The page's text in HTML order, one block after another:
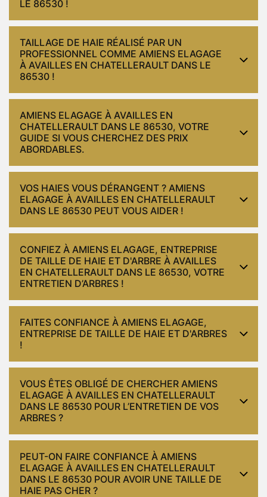
LE 86530 !
TAILLAGE DE HAIE RÉALISÉ PAR UN
PROFESSIONNEL COMME AMIENS ELAGAGE
À AVAILLES EN CHATELLERAULT DANS LE
86530 !
AMIENS ELAGAGE À AVAILLES EN
CHATELLERAULT DANS LE 86530, VOTRE
GUIDE SI VOUS CHERCHEZ DES PRIX
ABORDABLES.
VOS HAIES VOUS DÉRANGENT ? AMIENS
ELAGAGE À AVAILLES EN CHATELLERAULT
DANS LE 86530 PEUT VOUS AIDER !
CONFIEZ À AMIENS ELAGAGE, ENTREPRISE
DE TAILLE DE HAIE ET D'ARBRE À AVAILLES
EN CHATELLERAULT DANS LE 86530, VOTRE
ENTRETIEN D’ARBRES !
FAITES CONFIANCE À AMIENS ELAGAGE,
ENTREPRISE DE TAILLE DE HAIE ET D'ARBRES
!
VOUS ÊTES OBLIGÉ DE CHERCHER AMIENS
ELAGAGE À AVAILLES EN CHATELLERAULT
DANS LE 86530 POUR L’ENTRETIEN DE VOS
ARBRES ?
PEUT-ON FAIRE CONFIANCE À AMIENS
ELAGAGE À AVAILLES EN CHATELLERAULT
DANS LE 86530 POUR AVOIR UNE TAILLE DE
HAIE PAS CHER ?